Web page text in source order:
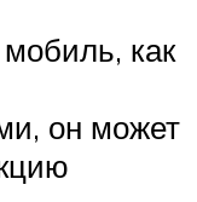
как
он может